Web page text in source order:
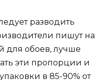
разводить
пишут на
для обоев, лучше
эти пропорции и
в 85-90% от